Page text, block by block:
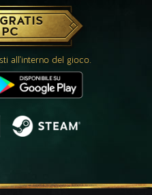
all'interno del gioco.